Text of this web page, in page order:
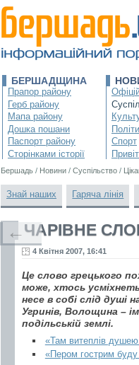
БЕРШАДЩИНА
Прапор району
Герб району
Мапа району
Дошка пошани
Паспорт району
Сторінками історії
Спорт
Бершадь / Новини / Суспільство /
Знай наших Гаряча лінія
ЧАРІВНЕ
4 Квітня 2007, 16:41
Це слово грецького
може, хтось
несе в собі слід душі
Угринів, Волощина –
подільській землі.
«Там витеплів
«Пером гострим
←